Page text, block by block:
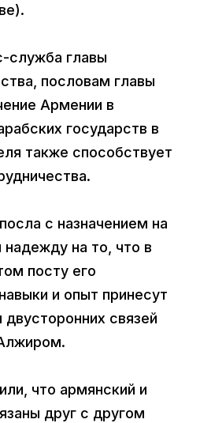
служба главы
пословам главы
Армении в
государств в
также способствует
с назначением на
на то, что в
посту его
и опыт принесут
двусторонних связей
что армянский и
друг с другом